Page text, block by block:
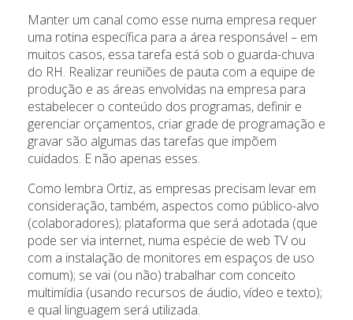
Manter um canal como esse numa empresa requer
uma rotina específica para a área responsável – em
muitos casos, essa tarefa está sob o guarda-chuva
do RH. Realizar reuniões de pauta com a equipe de
produção e as áreas envolvidas na empresa para
estabelecer o conteúdo dos programas, definir e
gerenciar orçamentos, criar grade de programação e
gravar são algumas das tarefas que impõem
cuidados. E não apenas esses.
Como lembra Ortiz, as empresas precisam levar em
consideração, também, aspectos como público-alvo
(colaboradores); plataforma que será adotada (que
pode ser via internet, numa espécie de web TV ou
com a instalação de monitores em espaços de uso
comum); se vai (ou não) trabalhar com conceito
multimídia (usando recursos de áudio, vídeo e texto);
e qual linguagem será utilizada.